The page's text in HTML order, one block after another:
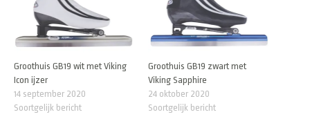
Groothuis GB19 wit met Viking
Icon ijzer
14 september 2020
Soortgelijk bericht
Groothuis GB19 zwart met
Viking Sapphire
24 oktober 2020
Soortgelijk bericht